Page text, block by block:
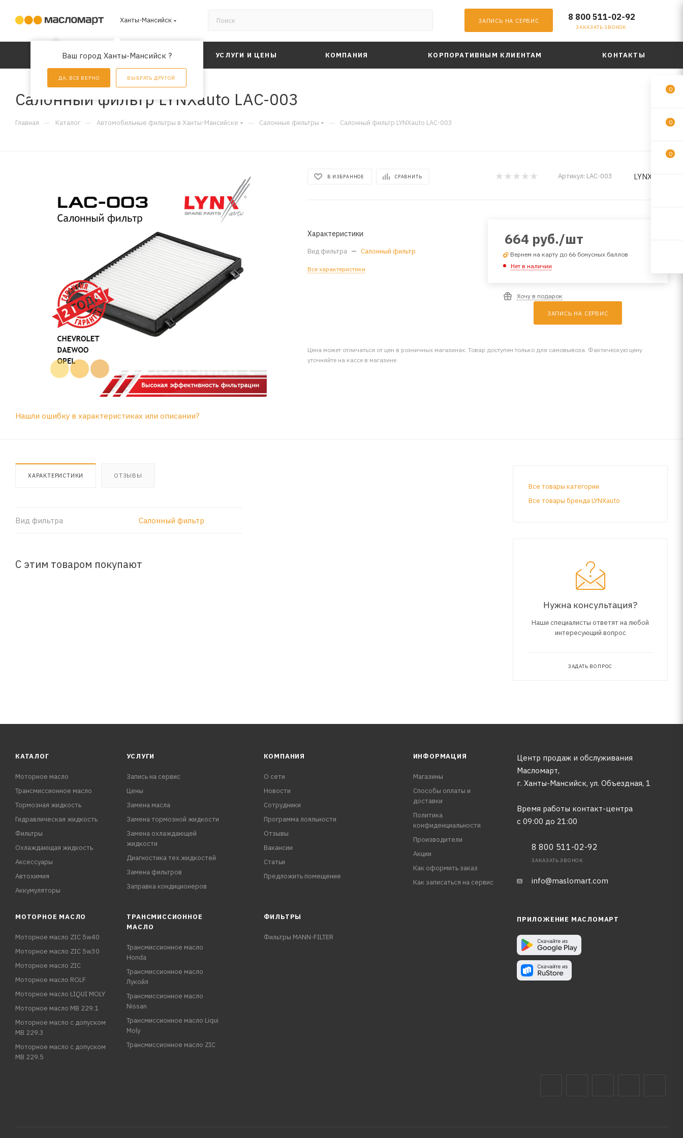
Ханты-Мансийск
Ваш город Ханты-Мансийск ?
ДА, ВСЕ ВЕРНО ВЫБРАТЬ ДРУГОЙ
ЗАПИСЬ НА СЕРВИС 8 800 511-02-92
ЗАКАЗАТЬ ЗВОНОК
КАТАЛОГ АКЦИИ УСЛУГИ И ЦЕНЫ КОМПАНИЯ КОРПОРАТИВНЫМ КЛИЕНТАМ КОНТАКТЫ
Салонный фильтр LYNXauto LAC-003
Главная — Каталог — Автомобильные фильтры в Ханты-Мансийске — Салонные фильтры — Салонный фильтр LYNXauto LAC-003
В ИЗБРАННОЕ СРАВНИТЬ Артикул: LAC-003 LYNXauto
Характеристики
Вид фильтра — Салонный фильтр
Все характеристики
664 руб./шт
Вернем на карту до 66 бонусных баллов
Нет в наличии
Хочу в подарок
ЗАПИСЬ НА СЕРВИС
Цена может отличаться от цен в розничных магазинах. Товар доступен только для самовывоза. Фактическую цену
уточняйте на кассе в магазине
Нашли ошибку в характеристиках или описании?
ХАРАКТЕРИСТИКИ ОТЗЫВЫ
Вид фильтра Салонный фильтр
С этим товаром покупают
Все товары категории
Все товары бренда LYNXauto
Нужна консультация?
Наши специалисты ответят на любой
интересующий вопрос
ЗАДАТЬ ВОПРОС
КАТАЛОГ
Моторное масло
Трансмиссионное масло
Тормозная жидкость
Гидравлическая жидкость
Фильтры
Охлаждающая жидкость
Аксессуары
Автохимия
Аккумуляторы
УСЛУГИ
Запись на сервис
Цены
Замена масла
Замена тормозной жидкости
Замена охлаждающей
жидкости
Диагностика тех.жидкостей
Замена фильтров
Заправка кондиционеров
КОМПАНИЯ
О сети
Новости
Сотрудники
Программа лояльности
Отзывы
Вакансии
Статьи
Предложить помещение
ИНФОРМАЦИЯ
Магазины
Способы оплаты и
доставки
Политика
конфиденциальности
Производители
Акции
Как оформить заказ
Как записаться на сервис
Центр продаж и обслуживания
Масломарт,
г. Ханты-Мансийск, ул. Объездная, 1
Время работы контакт-центра
с 09:00 до 21:00
8 800 511-02-92
ЗАКАЗАТЬ ЗВОНОК
info@maslomart.com
МОТОРНОЕ МАСЛО
Моторное масло ZIC 5w40
Моторное масло ZIC 5w30
Моторное масло ZIC
Моторное масло ROLF
Моторное масло LIQUI MOLY
Моторное масло MB 229.1
Моторное масло с допуском
MB 229.3
Моторное масло с допуском
MB 229.5
ТРАНСМИССИОННОЕ
МАСЛО
Трансмиссионное масло
Honda
Трансмиссионное масло
Лукойл
Трансмиссионное масло
Nissan
Трансмиссионное масло Liqui
Moly
Трансмиссионное масло ZIC
ФИЛЬТРЫ
Фильтры MANN-FILTER
ПРИЛОЖЕНИЕ МАСЛОМАРТ
0
0
0